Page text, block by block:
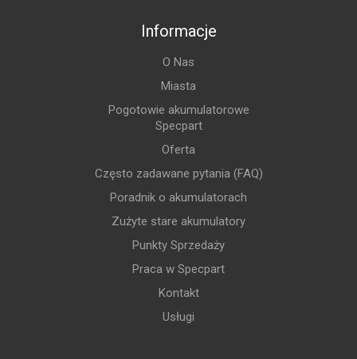
Informacje
O Nas
Miasta
Pogotowie akumulatorowe
Specpart
Oferta
Często zadawane pytania (FAQ)
Poradnik o akumulatorach
Zużyte stare akumulatory
Punkty Sprzedaży
Praca w Specpart
Kontakt
Usługi